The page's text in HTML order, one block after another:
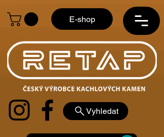
Vyhledat
E-shop